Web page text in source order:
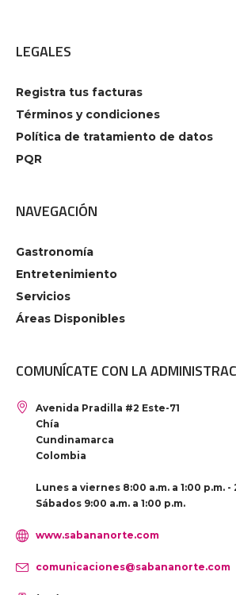
LEGALES
Registra tus facturas
Términos y condiciones
Política de tratamiento de datos
PQR
NAVEGACIÓN
Gastronomía
Entretenimiento
Servicios
Áreas Disponibles
COMUNÍCATE CON LA
Avenida Pradilla #2 Este-71
Chía
Cundinamarca
Colombia
Lunes a viernes 8:00 a.m. a 1:00 p.m. -
Sábados 9:00 a.m. a 1:00 p.m.
www.sabananorte.com
comunicaciones@sabananorte.com